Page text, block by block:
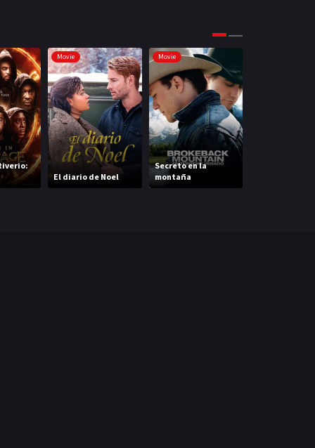
Movie
El diario de Noel
Movie
Secreto en la
montaña